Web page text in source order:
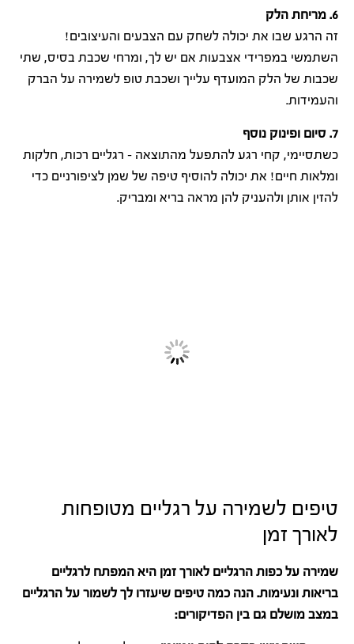
6. מריחת הלק
זה הרגע שבו את יכולה לשחק עם הצבעים והעיצובים!
השתמשי במפרידי אצבעות אם יש לך, ומרחי שכבת בסיס, שתי
שכבות של הלק המועדף עלייך ושכבת טופ לשמירה על הברק
והעמידות.
7. סיום ופינוק נוסף
כשתסיימי, קחי רגע להתפעל מהתוצאה – רגליים רכות, חלקות
ומלאות חיים! את יכולה להוסיף טיפה של שמן לציפורניים כדי
להזין אותן ולהעניק להן מראה בריא ומבריק.
טיפים לשמירה על רגליים מטופחות
לאורך זמן
שמירה על כפות הרגליים לאורך זמן היא המפתח לרגליים
בריאות ונעימות. הנה כמה טיפים שיעזרו לך לשמור על הרגליים
במצב מושלם גם בין הפדיקורים: